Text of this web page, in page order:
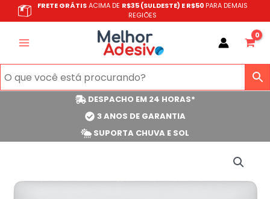
para
FRETE GRÁTISACIMA DE R$35 (SULDESTE) E R$50 PARA DEMAIS
REGIÕES
DESPACHO EM 24 HORAS*
3 ANOS DE GARANTIA
SUPORTA CHUVA E SOL